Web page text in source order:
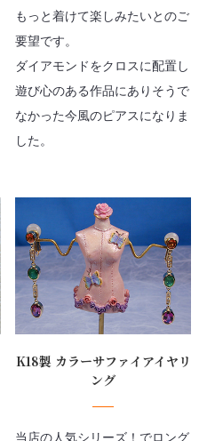
もっと着けて楽しみたいとのご
要望です。
ダイアモンドをクロスに配置し
遊び心のある作品にありそうで
なかった今風のピアスになりま
した。
K18製 カラーサファイアイヤリ
ング
当店の人気シリーズ！でロング